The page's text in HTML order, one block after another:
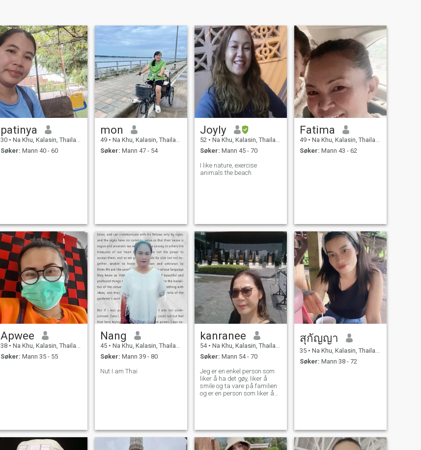
patinya
30 • Na Khu, Kalasin, Thailand
Søker: Mann 40 - 60
mon
49 • Na Khu, Kalasin, Thailand
Søker: Mann 47 - 54
Joyly
52 • Na Khu, Kalasin, Thailand
Søker: Mann 45 - 70
I like nature, exercise
animals the beach
Fatima
49 • Na Khu, Kalasin, Thailand
Søker: Mann 43 - 62
Apwee
38 • Na Khu, Kalasin, Thailand
Søker: Mann 35 - 55
Nang
45 • Na Khu, Kalasin, Thailand
Søker: Mann 39 - 80
Nut I am Thai
kanranee
54 • Na Khu, Kalasin, Thailand
Søker: Mann 54 - 70
Jeg er en enkel person som
liker å ha det gøy, liker å
smile og ta vare på familien
og er en person som liker å
สุกัญญา
35 • Na Khu, Kalasin, Thailand
Søker: Mann 38 - 72